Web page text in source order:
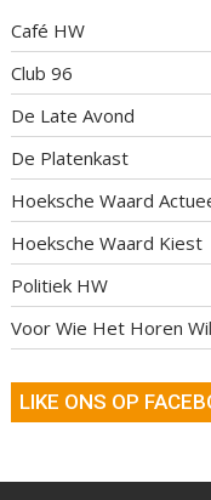
Café HW
Club 96
De Late Avond
De Platenkast
Hoeksche Waard
Hoeksche Waard Kiest
Politiek HW
Voor Wie Het Horen Wil
LIKE ONS OP